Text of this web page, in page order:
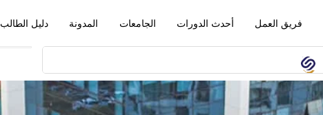
فريق العمل أحدث الدورات الجامعات المدونة دليل الطالب